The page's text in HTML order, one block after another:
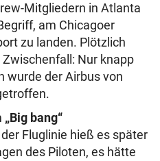
Mitgliedern in Atlanta
am Chicagoer
zu landen. Plötzlich
Nur knapp
wurde der Airbus von
bang“
Fluglinie hieß es später
des Piloten, es hätte